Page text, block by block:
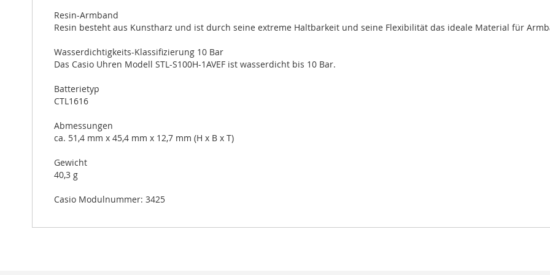
Resin-Armband
Resin besteht aus Kunstharz und ist durch seine extreme Haltbarkeit und seine Flexibilität das ideale Material für
Wasserdichtigkeits-Klassifizierung 10 Bar
Das Casio Uhren Modell STL-S100H-1AVEF ist wasserdicht bis 10 Bar.
Batterietyp
CTL1616
Abmessungen
ca. 51,4 mm x 45,4 mm x 12,7 mm (H x B x T)
Gewicht
40,3 g
Casio Modulnummer: 3425